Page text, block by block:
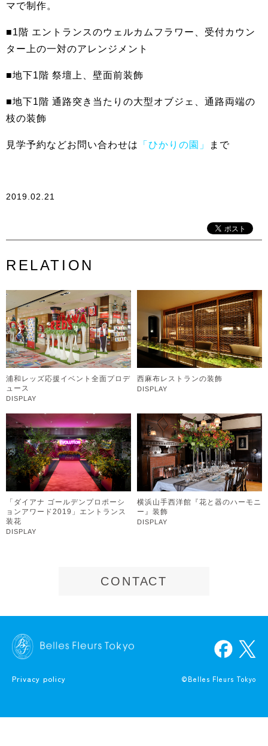
マで制作。
■1階 エントランスのウェルカムフラワー、受付カウン
ター上の一対のアレンジメント
■地下1階 祭壇上、壁面前装飾
■地下1階 通路突き当たりの大型オブジェ、通路両端の
枝の装飾
見学予約などお問い合わせは 「ひかりの園」 まで
2019.02.21
RELATION
浦和レッズ応援イベント全面プロデ
ュース
DISPLAY
西麻布レストランの装飾
DISPLAY
「ダイアナ ゴールデンプロポーシ
ョンアワード2019」エントランス
装花
DISPLAY
横浜山手西洋館『花と器のハーモニ
ー』装飾
DISPLAY
CONTACT
Privacy policy ©Belles Fleurs Tokyo